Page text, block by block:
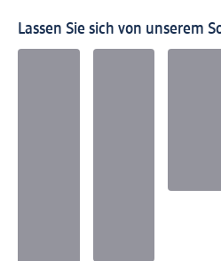
Lassen Sie sich von unserem